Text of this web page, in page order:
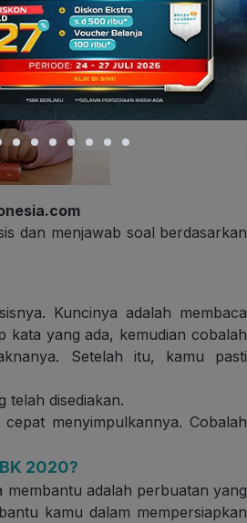
dan menjawab soal berdasarkan
Kuncinya adalah membaca
kata yang ada, kemudian cobalah
Setelah itu, kamu pasti
telah disediakan.
menyimpulkannya. Cobalah
2020?
membantu adalah perbuatan yang
kamu dalam mempersiapkan